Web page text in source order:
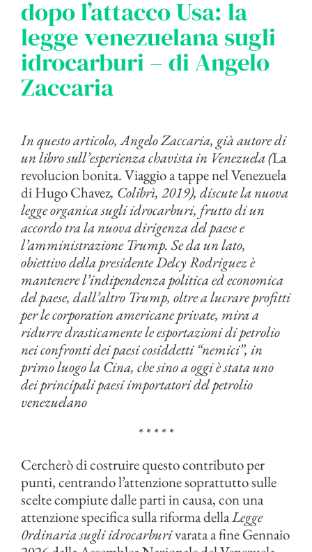
dopo l’attacco Usa: la
legge venezuelana sugli
idrocarburi – di Angelo
Zaccaria
In questo articolo, Angelo Zaccaria, già autore di
un libro sull’esperienza chavista in Venezuela (La
revolucion bonita. Viaggio a tappe nel Venezuela
di Hugo Chavez, Colibrì, 2019), discute la nuova
legge organica sugli idrocarburi, frutto di un
accordo tra la nuova dirigenza del paese e
l’amministrazione Trump. Se da un lato,
obiettivo della presidente Delcy Rodriguez è
mantenere l’indipendenza politica ed economica
del paese, dall’altro Trump, oltre a lucrare profitti
per le corporation americane private, mira a
ridurre drasticamente le esportazioni di petrolio
nei confronti dei paesi cosiddetti “nemici”, in
primo luogo la Cina, che sino a oggi è stata uno
dei principali paesi importatori del petrolio
venezuelano
* * * * *
Cercherò di costruire questo contributo per
punti, centrando l’attenzione soprattutto sulle
scelte compiute dalle parti in causa, con una
attenzione specifica sulla riforma dellaLegge
0rdinaria sugli idrocarburivarata a fine Gennaio